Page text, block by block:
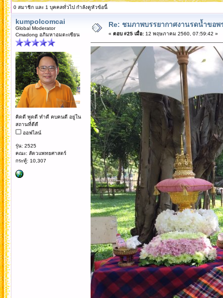
0 สมาชิก และ 1 บุคคลทั่วไป กำลังดูหัวข้อนี้
kumpolcomcai
Global Moderator
Cmadong อภิมหาอมตะเซียน
คิดดี พูดดี ทำดี คบคนดี อยู่ใน
สถานที่ดีดี
ออฟไลน์
รุ่น: 2525
คณะ: สัตวแพทยศาสตร์
กระทู้: 10,307
Re: ชมภาพบรรยากาศงานรดน้ำขอ
« ตอบ #25 เมื่อ:12 พฤษภาคม 2560, 07:59:42 »